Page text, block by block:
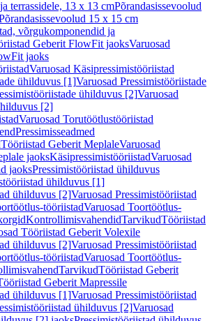
terrassidele, 13 x 13 cmPõrandasissevoolud
15 x 15 cm
võrgukomponendid ja
Geberit FlowFit jaoksVaruosad
jaoks
Varuosad Käsipressimistööriistad
ühilduvus [1]Varuosad Pressimistööriistade
ühilduvus [2]Varuosad
[2]
Varuosad Torutöötlustööriistad
Pressimisseadmed
Tööriistad Geberit MeplaleVaruosad
jaoksKäsipressimistööriistadVaruosad
jaoksPressimistööriistad ühilduvus
ühilduvus [1]
ühilduvus [2]Varuosad Pressimistööriistad
tööriistadVaruosad Toortöötlus-
KontrollimisvahendidTarvikudTööriistad
Tööriistad Geberit Volexile
ühilduvus [2]Varuosad Pressimistööriistad
tööriistadVaruosad Toortöötlus-
TarvikudTööriistad Geberit
Geberit Mapressile
ühilduvus [1]Varuosad Pressimistööriistad
ühilduvus [2]Varuosad